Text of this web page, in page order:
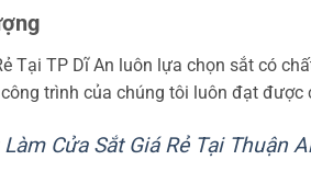
Tại TP Dĩ An luôn lựa chọn sắt có
trình của chúng tôi luôn đạt được
Làm Cửa Sắt Giá Rẻ Tại Thuận